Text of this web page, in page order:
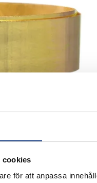
cookies
för att anpassa